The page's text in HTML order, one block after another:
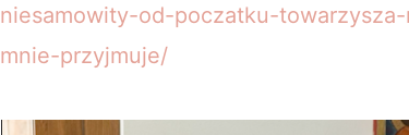
niesamowity-od-poczatku-
mnie-przyjmuje/